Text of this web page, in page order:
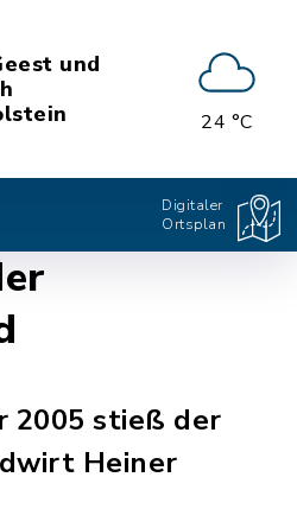
und
24 °C
Digitaler
Ortsplan
2005 stieß der
Heiner